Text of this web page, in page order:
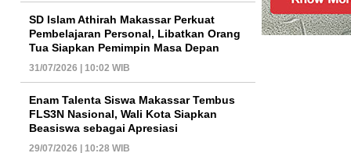
SD Islam Athirah Makassar Perkuat
Pembelajaran Personal, Libatkan Orang
Tua Siapkan Pemimpin Masa Depan
31/07/2026 | 10:02 WIB
Enam Talenta Siswa Makassar Tembus
FLS3N Nasional, Wali Kota Siapkan
Beasiswa sebagai Apresiasi
29/07/2026 | 10:28 WIB